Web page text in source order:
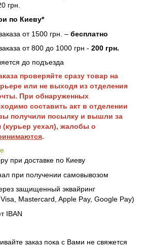
грн.
по Киеву*
от 1500 грн. – бесплатно
от 800 до 1000 грн - 200 грн.
до подъезда
проверяйте сразу товар на
или не выходя из отделения
При обнаруженных
составить акт в отделении
получили посылку и вышли за
(курьер уехал), жалобы о
.
при доставке по Киеву
при получении самовывозом
защищенный эквайринг
Mastercard, Apple Pay, Google Pay)
IBAN
заказ пока с Вами не свяжется